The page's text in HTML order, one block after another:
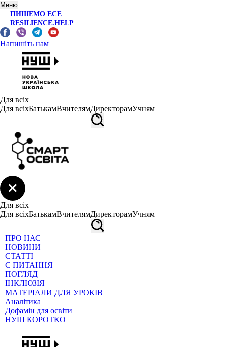
Меню
ПИШЕМО ЕСЕ
RESILIENCE.HELP
Напишіть нам
Для всіх
Для всіхБатькамВчителямДиректорамУчням
Для всіх
Для всіхБатькамВчителямДиректорамУчням
ПРО НАС
НОВИНИ
СТАТТІ
Є ПИТАННЯ
ПОГЛЯД
ІНКЛЮЗІЯ
МАТЕРІАЛИ ДЛЯ УРОКІВ
Аналітика
Дофамін для освіти
НУШ КОРОТКО